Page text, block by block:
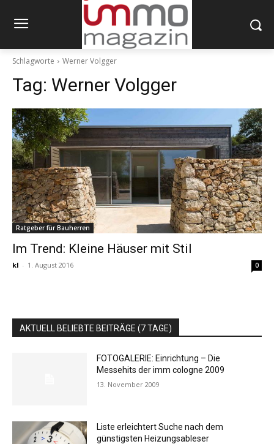
Schlagworte Werner Volgger
Tag: Werner Volgger
Ratgeber für Bauherren
Im Trend: Kleine Häuser mit Stil
kl - 1. August 2016 0
AKTUELL BELIEBTE BEITRÄGE (7 TAGE)
FOTOGALERIE: Einrichtung – Die
Messehits der imm cologne 2009
13. November 2009
Liste erleichtert Suche nach dem
günstigsten Heizungsableser